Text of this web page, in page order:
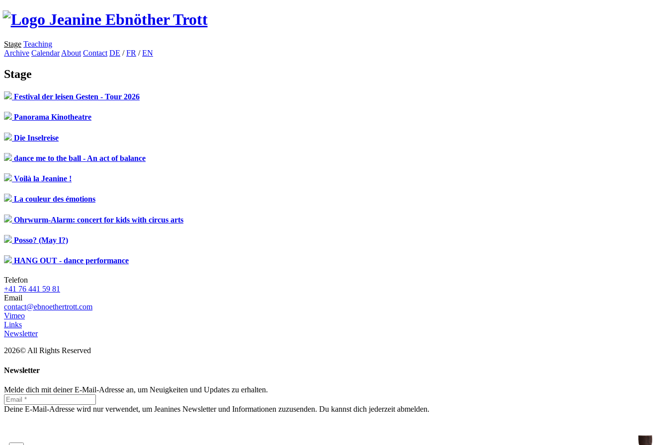
Stage Teaching
Archive Calendar About Contact DE /FR /EN
Stage
Festival der leisen Gesten - Tour 2026
Panorama Kinotheatre
Die Inselreise
dance me to the ball - An act of balance
Voilà la Jeanine !
La couleur des émotions
Ohrwurm-Alarm: concert for kids with circus arts
Posso? (May I?)
HANG OUT - dance performance
Telefon
+41 76 441 59 81‬
Email
contact@ebnoethertrott.com
Vimeo
Links
Newsletter
2026© All Rights Reserved
Newsletter
Melde dich mit deiner E-Mail-Adresse an, um Neuigkeiten und Updates zu erhalten.
Deine E-Mail-Adresse wird nur verwendet, um Jeanines Newsletter und Informationen zuzusenden. Du kannst dich jederzeit abmelden.